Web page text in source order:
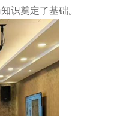
识奠定了基础。